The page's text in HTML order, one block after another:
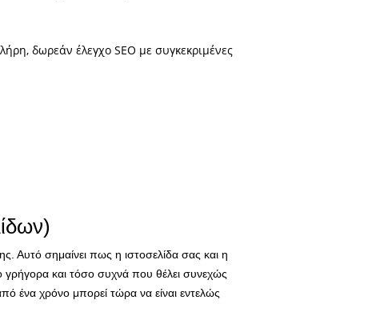
δωρεάν έλεγχο SEO με συγκεκριμένες
Αυτό σημαίνει πως η ιστοσελίδα σας και η
γρήγορα και τόσο συχνά που θέλει συνεχώς
ένα χρόνο μπορεί τώρα να είναι εντελώς